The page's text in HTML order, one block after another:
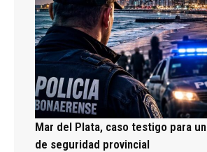
Mar del Plata, caso testigo para
de seguridad provincial